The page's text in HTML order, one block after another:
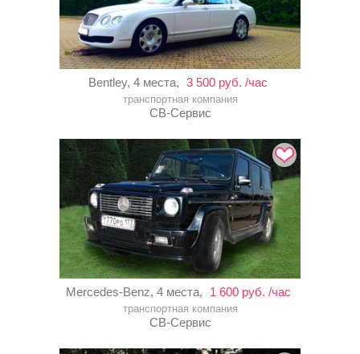
Bentley, 4 места, 3 500 руб. /час
транспортная компания
СВ-Сервис
Mercedes-Benz, 4 места, 1 600 руб. /час
транспортная компания
СВ-Сервис